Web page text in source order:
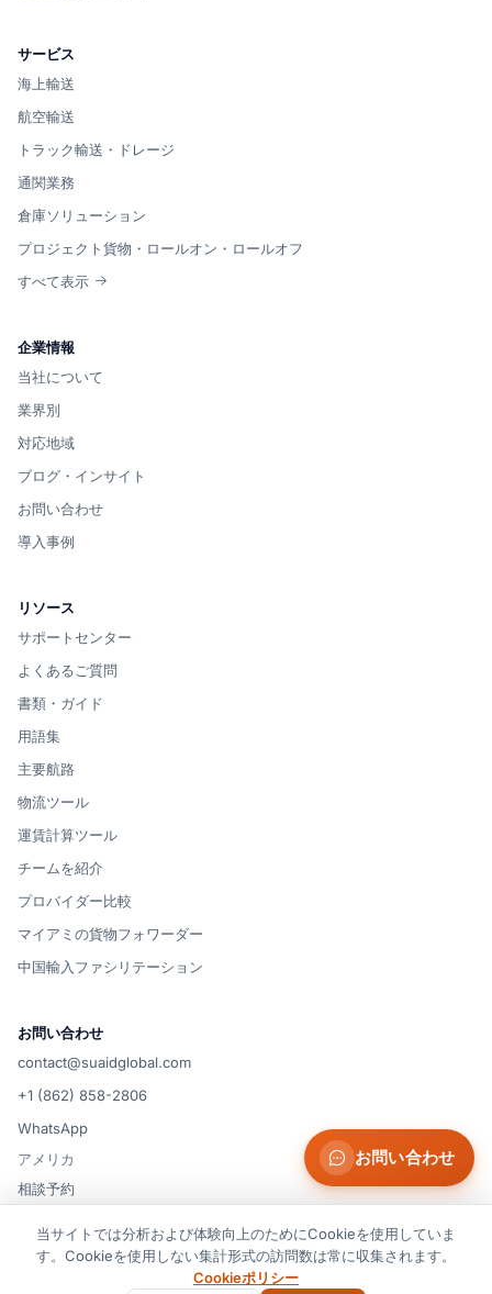
サービス
海上輸送
航空輸送
トラック輸送・ドレージ
通関業務
倉庫ソリューション
プロジェクト貨物・ロールオン・ロールオフ
すべて表示
企業情報
当社について
業界別
対応地域
ブログ・インサイト
お問い合わせ
導入事例
リソース
サポートセンター
よくあるご質問
書類・ガイド
用語集
主要航路
物流ツール
運賃計算ツール
チームを紹介
プロバイダー比較
マイアミの貨物フォワーダー
中国輸入ファシリテーション
お問い合わせ
contact@suaidglobal.com
+1 (862) 858-2806
WhatsApp
アメリカ
相談予約
© 2026 Suaid LLC — 米国
プライバシーポリシークッキーポリシー
お問い合わせ
当サイトでは分析および体験向上のためにCookieを使用していま
す。Cookieを使用しない集計形式の訪問数は常に収集されます。
Cookieポリシー